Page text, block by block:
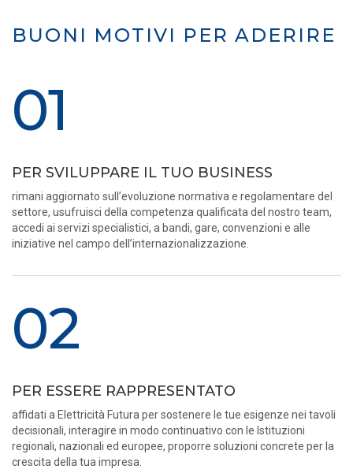
BUONI MOTIVI PER ADERIRE
01
PER SVILUPPARE IL TUO BUSINESS
rimani aggiornato sull’evoluzione normativa e regolamentare del
settore, usufruisci della competenza qualificata del nostro team,
accedi ai servizi specialistici, a bandi, gare, convenzioni e alle
iniziative nel campo dell’internazionalizzazione.
02
PER ESSERE RAPPRESENTATO
affidati a Elettricità Futura per sostenere le tue esigenze nei tavoli
decisionali, interagire in modo continuativo con le Istituzioni
regionali, nazionali ed europee, proporre soluzioni concrete per la
crescita della tua impresa.